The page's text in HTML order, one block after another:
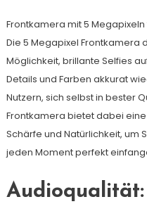
Frontkamera mit 5
Die 5 Megapixel Frontkamera
Möglichkeit, brillante Selfies
Details und Farben akkurat
Nutzern, sich selbst in bester
Frontkamera bietet dabei
Schärfe und Natürlichkeit, um
jeden Moment perfekt